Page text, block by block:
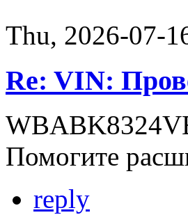
Thu, 2026-07-
Re: VIN:
Помогите
reply